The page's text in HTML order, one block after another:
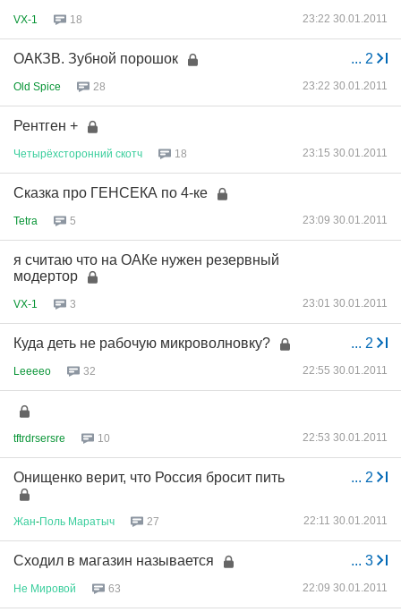
VX-1 18 23:22 30.01.2011
... 2
ОАКЗВ. Зубной порошок
Old Spice 28 23:22 30.01.2011
Рентген +
Четырёхсторонний скотч 18 23:15 30.01.2011
Сказка про ГЕНСЕКА по 4-ке
Tetra 5 23:09 30.01.2011
я считаю что на ОАКе нужен резервный
модертор
VX-1 3 23:01 30.01.2011
... 2
Куда деть не рабочую микроволновку?
Leeeeo 32 22:55 30.01.2011
tftrdrsersre 10 22:53 30.01.2011
... 2
Онищенко верит, что Россия бросит пить
Жан-Поль Маратыч 27 22:11 30.01.2011
... 3
Сходил в магазин называется
Не Мировой 63 22:09 30.01.2011